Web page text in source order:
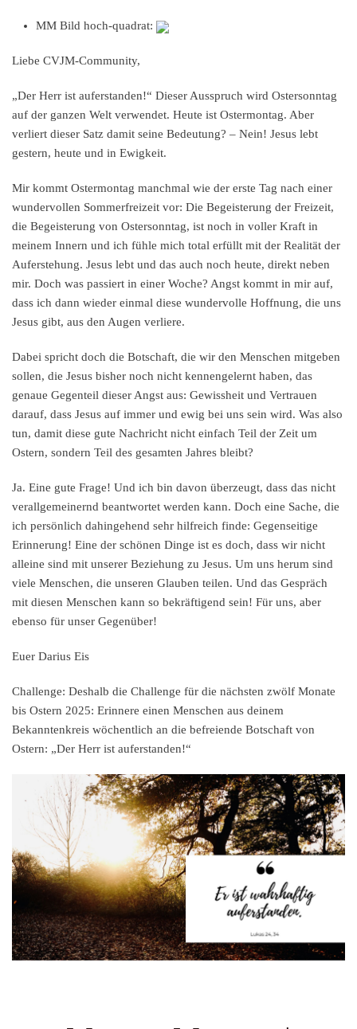
MM Bild hoch-quadrat:
Liebe CVJM-Community,
„Der Herr ist auferstanden!“ Dieser Ausspruch wird Ostersonntag
auf der ganzen Welt verwendet. Heute ist Ostermontag. Aber
verliert dieser Satz damit seine Bedeutung? – Nein! Jesus lebt
gestern, heute und in Ewigkeit.
Mir kommt Ostermontag manchmal wie der erste Tag nach einer
wundervollen Sommerfreizeit vor: Die Begeisterung der Freizeit,
die Begeisterung von Ostersonntag, ist noch in voller Kraft in
meinem Innern und ich fühle mich total erfüllt mit der Realität der
Auferstehung. Jesus lebt und das auch noch heute, direkt neben
mir. Doch was passiert in einer Woche? Angst kommt in mir auf,
dass ich dann wieder einmal diese wundervolle Hoffnung, die uns
Jesus gibt, aus den Augen verliere.
Dabei spricht doch die Botschaft, die wir den Menschen mitgeben
sollen, die Jesus bisher noch nicht kennengelernt haben, das
genaue Gegenteil dieser Angst aus: Gewissheit und Vertrauen
darauf, dass Jesus auf immer und ewig bei uns sein wird. Was also
tun, damit diese gute Nachricht nicht einfach Teil der Zeit um
Ostern, sondern Teil des gesamten Jahres bleibt?
Ja. Eine gute Frage! Und ich bin davon überzeugt, dass das nicht
verallgemeinernd beantwortet werden kann. Doch eine Sache, die
ich persönlich dahingehend sehr hilfreich finde: Gegenseitige
Erinnerung! Eine der schönen Dinge ist es doch, dass wir nicht
alleine sind mit unserer Beziehung zu Jesus. Um uns herum sind
viele Menschen, die unseren Glauben teilen. Und das Gespräch
mit diesen Menschen kann so bekräftigend sein! Für uns, aber
ebenso für unser Gegenüber!
Euer Darius Eis
Challenge: Deshalb die Challenge für die nächsten zwölf Monate
bis Ostern 2025: Erinnere einen Menschen aus deinem
Bekanntenkreis wöchentlich an die befreiende Botschaft von
Ostern: „Der Herr ist auferstanden!“